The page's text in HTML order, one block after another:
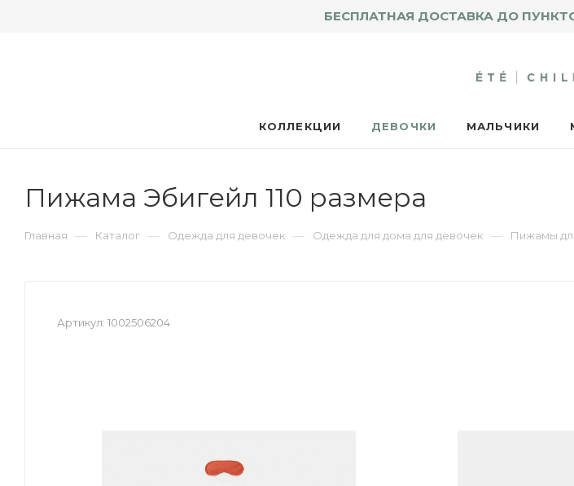
БЕСПЛАТНАЯ ДОСТАВКА ДО
КОЛЛЕКЦИИ ДЕВОЧКИ МАЛЬЧИКИ
Пижама Эбигейл 110 размера
Главная — Каталог — Одежда для девочек — Одежда для дома для девочек — Пижамы
Артикул: 1002506204